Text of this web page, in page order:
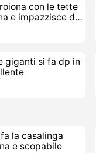
con le tette
e impazzisce di
giganti si fa dp in
la casalinga
e scopabile